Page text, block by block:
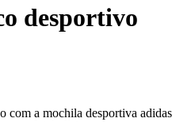
desportivo
com a mochila desportiva adidas